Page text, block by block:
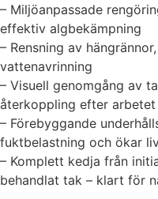
– Miljöanpassade
effektiv algbekämpning
– Rensning av
vattenavrinning
– Visuell genomgång av
återkoppling efter arbetet
– Förebyggande
fuktbelastning och ökar
– Komplett kedja från
behandlat tak – klart för